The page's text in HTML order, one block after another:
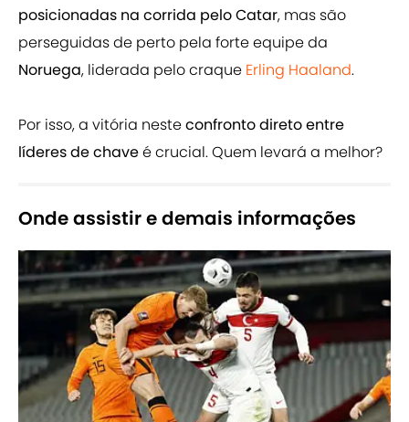
posicionadas na corrida pelo Catar, mas são
perseguidas de perto pela forte equipe da
Noruega, liderada pelo craque Erling Haaland.
Por isso, a vitória nesteconfronto direto entre
líderes de chaveé crucial. Quem levará a melhor?
Onde assistir e demais informações